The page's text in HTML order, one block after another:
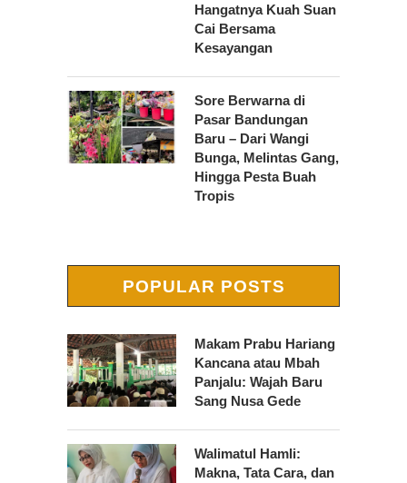
Hangatnya Kuah Suan
Cai Bersama
Kesayangan
Sore Berwarna di
Pasar Bandungan
Baru – Dari Wangi
Bunga, Melintas Gang,
Hingga Pesta Buah
Tropis
POPULAR POSTS
Makam Prabu Hariang
Kancana atau Mbah
Panjalu: Wajah Baru
Sang Nusa Gede
Walimatul Hamli:
Makna, Tata Cara, dan